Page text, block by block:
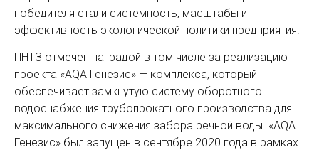
победителя стали системность, масштабы и
эффективность экологической политики предприятия.
ПНТЗ отмечен наградой в том числе за реализацию
проекта «AQA Генезис» — комплекса, который
обеспечивает замкнутую систему оборотного
водоснабжения трубопрокатного производства для
максимального снижения забора речной воды. «AQA
Генезис» был запущен в сентябре 2020 года в рамках